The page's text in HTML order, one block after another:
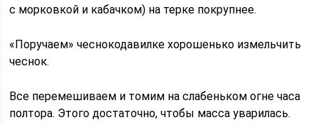
с морковкой и кабачком) на терке покрупнее.
«Поручаем» чеснокодавилке хорошенько измельчить
чеснок.
Все перемешиваем и томим на слабеньком огне часа
полтора. Этого достаточно, чтобы масса уварилась.